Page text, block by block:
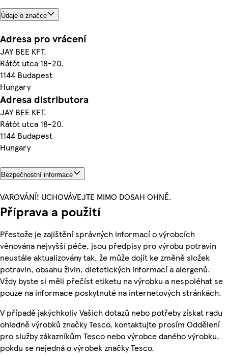
Údaje o značce
Adresa pro vrácení
JAY BEE KFT.
Rátót utca 18-20.
1144 Budapest
Hungary
Adresa distributora
JAY BEE KFT.
Rátót utca 18-20.
1144 Budapest
Hungary
Bezpečnostní informace
VAROVÁNÍ! UCHOVÁVEJTE MIMO DOSAH OHNĚ.
Příprava a použití
Přestože je zajištění správných informací o výrobcích
věnována nejvyšší péče, jsou předpisy pro výrobu potravin
neustále aktualizovány tak, že může dojít ke změně složek
potravin, obsahu živin, dietetických informací a alergenů.
Vždy byste si měli přečíst etiketu na výrobku a nespoléhat se
pouze na informace poskytnuté na internetových stránkách.
V případě jakýchkoliv Vašich dotazů nebo potřeby získat radu
ohledně výrobků značky Tesco, kontaktujte prosím Oddělení
pro služby zákazníkům Tesco nebo výrobce daného výrobku,
pokdu se nejedná o výrobek značky Tesco.